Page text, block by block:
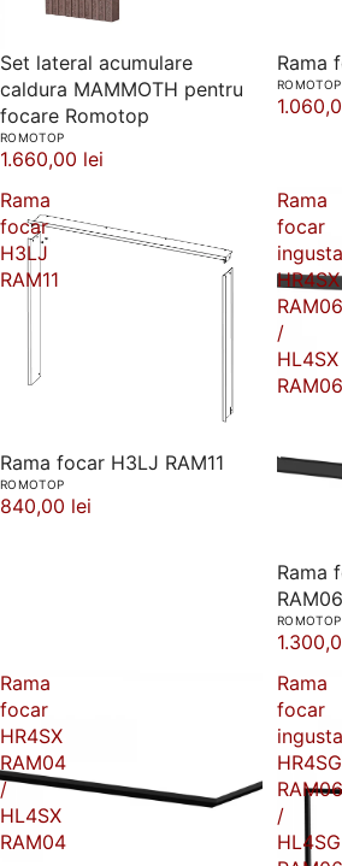
Set lateral acumulare
caldura MAMMOTH pentru
focare Romotop
ROMOTOP
1.660,00 lei
Rama
ROMOTOP
Rama
focar
H3LJ
RAM11
Rama focar H3LJ RAM11
ROMOTOP
840,00 lei
Rama
focar
ingusta
HR4SX
RAM06
/
HL4SX
RAM06
Rama
ROMOTOP
Rama
focar
HR4SX
RAM04
/
HL4SX
RAM04
Rama
focar
ingusta
HR4SG
RAM06
/
HL4SG